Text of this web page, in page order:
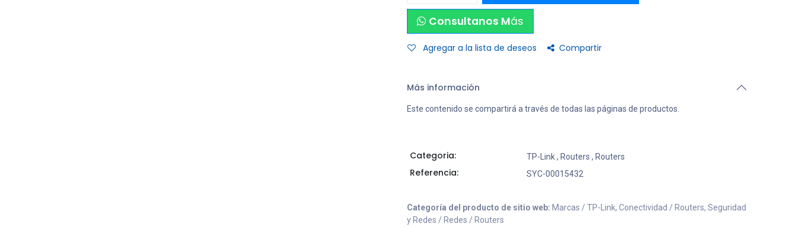
Consultanos Más
Agregar a la lista de deseos Compartir
Más información
Este contenido se compartirá a través de todas las páginas de productos.
Categoria: TP-Link, Routers , Routers
Referencia: SYC-00015432
Categoría del producto de sitio web: Marcas / TP-Link, Conectividad / Routers, Seguridad
y Redes / Redes / Routers